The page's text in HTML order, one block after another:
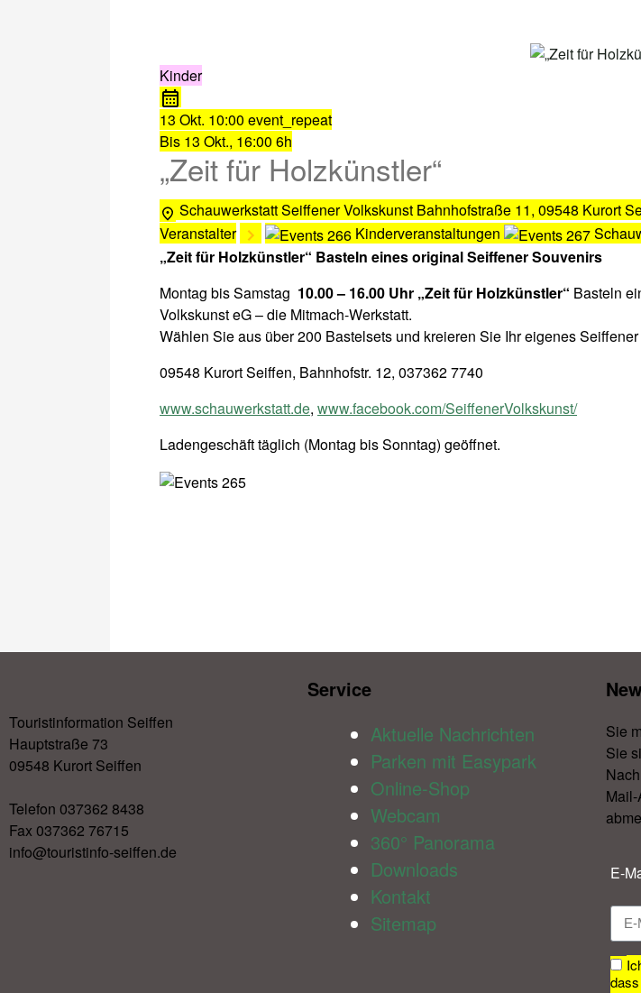
Kinder
13 Okt. 10:00 event_repeat
Bis 13 Okt., 16:00 6h
„Zeit für Holzkünstler“
Schauwerkstatt Seiffener Volkskunst Bahnhofstraße 11, 09548 Kurort
Veranstalter
Kinderveranstaltungen
„Zeit für Holzkünstler“ Basteln eines original Seiffener Souvenirs
Montag bis Samstag 10.00 – 16.00 Uhr „Zeit für Holzkünstler“ Basteln
Volkskunst eG – die Mitmach-Werkstatt.
Wählen Sie aus über 200 Bastelsets und kreieren Sie Ihr eigenes
09548 Kurort Seiffen, Bahnhofstr. 12, 037362 7740
www.schauwerkstatt.de, www.facebook.com/SeiffenerVolkskunst/
Ladengeschäft täglich (Montag bis Sonntag) geöffnet.
Touristinformation Seiffen
Hauptstraße 73
09548 Kurort Seiffen
Telefon 037362 8438
Fax 037362 76715
info@touristinfo-seiffen.de
Service​
Aktuelle Nachrichten
Parken mit Easypark
Online-Shop
Webcam
360° Panorama
Downloads
Kontakt
Sitemap
Sie
Sie
E-